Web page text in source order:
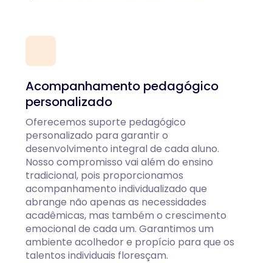
Acompanhamento pedagógico
personalizado
Oferecemos suporte pedagógico
personalizado para garantir o
desenvolvimento integral de cada aluno.
Nosso compromisso vai além do ensino
tradicional, pois proporcionamos
acompanhamento individualizado que
abrange não apenas as necessidades
acadêmicas, mas também o crescimento
emocional de cada um. Garantimos um
ambiente acolhedor e propício para que os
talentos individuais floresçam.